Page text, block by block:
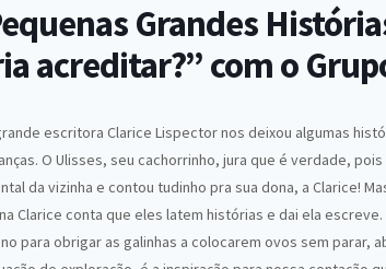
Grandes
acreditar?” com o
escritora Clarice Lispector nos deixou algumas
O Ulisses, seu cachorrinho, jura que é verdade,
da vizinha e contou tudinho pra sua dona, a Clarice!
Clarice conta que eles latem histórias e dai ela
para obrigar as galinhas a colocarem ovos sem parar,